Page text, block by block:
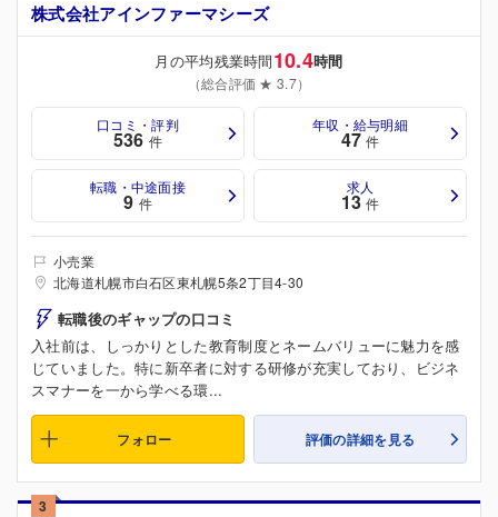
株式会社アインファーマシーズ
月の平均残業時間10.4時間
（総合評価 ★ 3.7）
口コミ・評判
536 件
年収・給与明細
47 件
転職・中途面接
9 件
求人
13 件
小売業
北海道札幌市白石区東札幌5条2丁目4-30
転職後のギャップの口コミ
入社前は、しっかりとした教育制度とネームバリューに魅力を感
じていました。特に新卒者に対する研修が充実しており、ビジネ
スマナーを一から学べる環...
フォロー 評価の詳細を見る
3